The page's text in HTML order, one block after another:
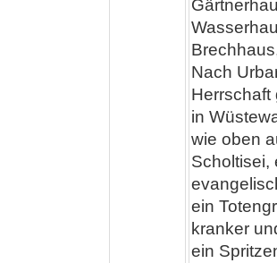
Nach
Herrschaft
in
wie oben
Scholtisei,
ein
kranker
ein